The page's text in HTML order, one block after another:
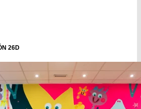
26D